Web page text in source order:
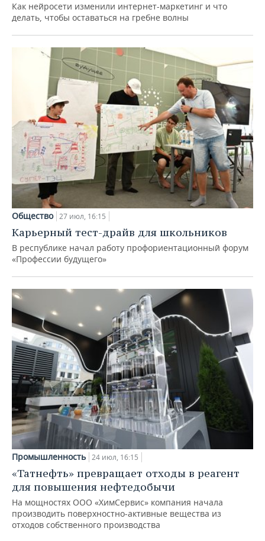
Как нейросети изменили интернет-маркетинг и что
делать, чтобы оставаться на гребне волны
Общество 27 июл, 16:15
Карьерный тест-драйв для школьников
В республике начал работу профориентационный форум
«Профессии будущего»
Промышленность 24 июл, 16:15
«Татнефть» превращает отходы в реагент
для повышения нефтедобычи
На мощностях ООО «ХимСервис» компания начала
производить поверхностно-активные вещества из
отходов собственного производства